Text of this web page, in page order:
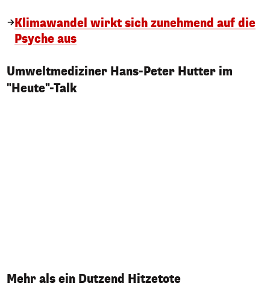
Klimawandel wirkt sich zunehmend auf die
Psyche aus
Umweltmediziner Hans-Peter Hutter im
"Heute"-Talk
Mehr als ein Dutzend Hitzetote